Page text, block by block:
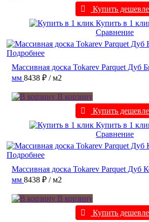
Купить дешевле
Купить в 1
Сравнение
Подробнее
Массивная доска Tokarev Parquet Дуб
мм 8438 ₽ / м2
В корзину
Купить дешевле
Купить в 1
Сравнение
Подробнее
Массивная доска Tokarev Parquet Дуб
мм 8438 ₽ / м2
В корзину
Купить дешевле